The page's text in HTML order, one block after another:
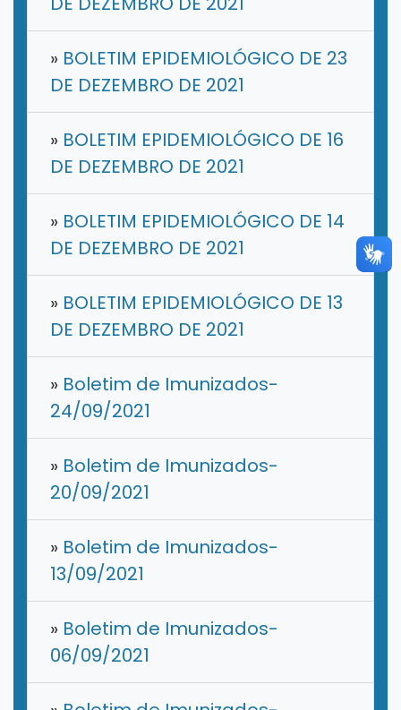
» BOLETIM EPIDEMIOLÓGICO DE 23
DE DEZEMBRO DE 2021
» BOLETIM EPIDEMIOLÓGICO DE 16
DE DEZEMBRO DE 2021
» BOLETIM EPIDEMIOLÓGICO DE 14
DE DEZEMBRO DE 2021
» BOLETIM EPIDEMIOLÓGICO DE 13
DE DEZEMBRO DE 2021
» Boletim de Imunizados-
24/09/2021
» Boletim de Imunizados-
20/09/2021
» Boletim de Imunizados-
13/09/2021
» Boletim de Imunizados-
06/09/2021